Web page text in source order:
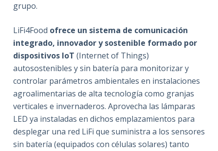
grupo.
LiFi4Food ofrece un sistema de comunicación
integrado, innovador y sostenible formado por
dispositivos IoT (Internet of Things)
autosostenibles y sin batería para monitorizar y
controlar parámetros ambientales en instalaciones
agroalimentarias de alta tecnología como granjas
verticales e invernaderos. Aprovecha las lámparas
LED ya instaladas en dichos emplazamientos para
desplegar una red LiFi que suministra a los sensores
sin batería (equipados con células solares) tanto